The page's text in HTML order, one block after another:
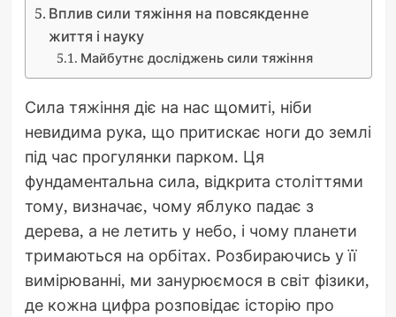
Вплив сили тяжіння на повсякденне
життя і науку
Майбутнє досліджень сили тяжіння
Сила тяжіння діє на нас щомиті, ніби
невидима рука, що притискає ноги до землі
під час прогулянки парком. Ця
фундаментальна сила, відкрита століттями
тому, визначає, чому яблуко падає з
дерева, а не летить у небо, і чому планети
тримаються на орбітах. Розбираючись у її
вимірюванні, ми занурюємося в світ фізики,
де кожна цифра розповідає історію про